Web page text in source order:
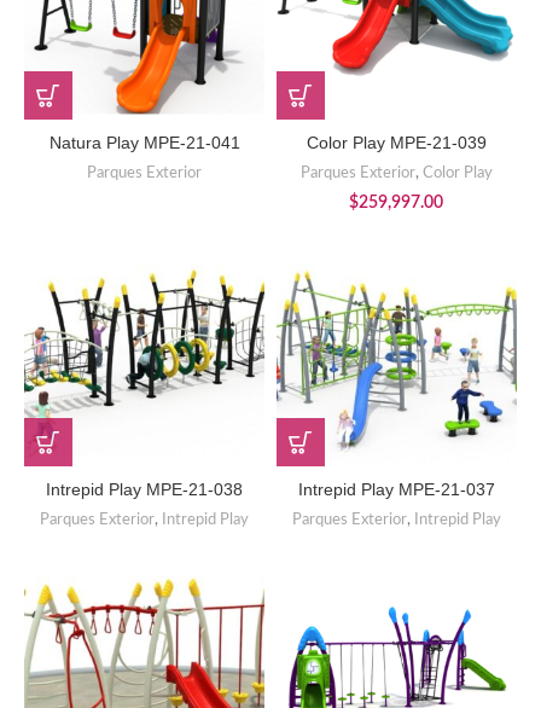
Natura Play MPE-21-041
Parques Exterior
Color Play MPE-21-039
Parques Exterior, Color Play
$259,997.00
Intrepid Play MPE-21-038
Parques Exterior, Intrepid Play
Intrepid Play MPE-21-037
Parques Exterior, Intrepid Play